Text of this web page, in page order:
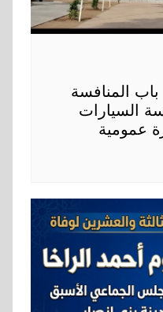
المنافسة
السيارات
عمومية